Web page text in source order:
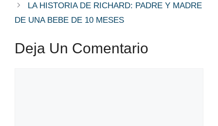
LA HISTORIA DE RICHARD: PADRE Y MADRE
DE UNA BEBE DE 10 MESES
Deja Un Comentario